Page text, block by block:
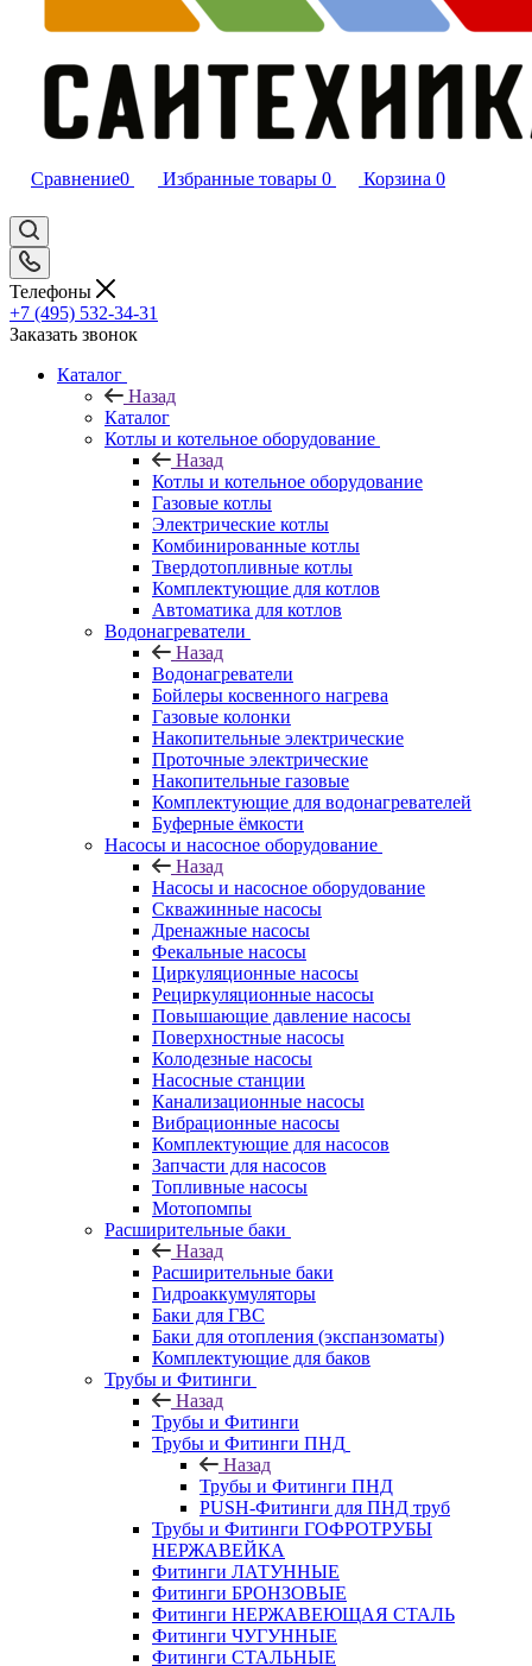
Сравнение0 Избранные товары 0 Корзина 0
Телефоны
+7 (495) 532‑34‑31
Заказать звонок
Каталог
Назад
Каталог
Котлы и котельное оборудование
Назад
Котлы и котельное оборудование
Газовые котлы
Электрические котлы
Комбинированные котлы
Твердотопливные котлы
Комплектующие для котлов
Автоматика для котлов
Водонагреватели
Назад
Водонагреватели
Бойлеры косвенного нагрева
Газовые колонки
Накопительные электрические
Проточные электрические
Накопительные газовые
Комплектующие для водонагревателей
Буферные ёмкости
Насосы и насосное оборудование
Назад
Насосы и насосное оборудование
Скважинные насосы
Дренажные насосы
Фекальные насосы
Циркуляционные насосы
Рециркуляционные насосы
Повышающие давление насосы
Поверхностные насосы
Колодезные насосы
Насосные станции
Канализационные насосы
Вибрационные насосы
Комплектующие для насосов
Запчасти для насосов
Топливные насосы
Мотопомпы
Расширительные баки
Назад
Расширительные баки
Гидроаккумуляторы
Баки для ГВС
Баки для отопления (экспанзоматы)
Комплектующие для баков
Трубы и Фитинги
Назад
Трубы и Фитинги
Трубы и Фитинги ПНД
Назад
Трубы и Фитинги ПНД
PUSH-Фитинги для ПНД труб
Трубы и Фитинги ГОФРОТРУБЫ
НЕРЖАВЕЙКА
Фитинги ЛАТУННЫЕ
Фитинги БРОНЗОВЫЕ
Фитинги НЕРЖАВЕЮЩАЯ СТАЛЬ
Фитинги ЧУГУННЫЕ
Фитинги СТАЛЬНЫЕ